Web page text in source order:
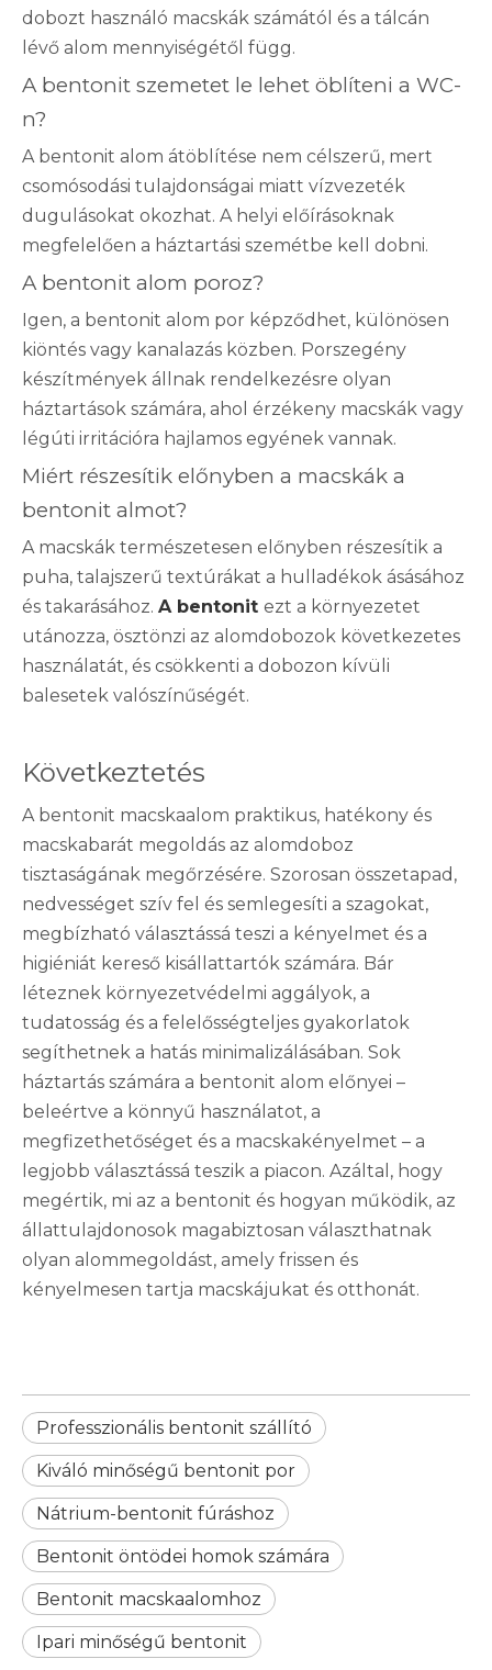
dobozt használó macskák számától és a tálcán
lévő alom mennyiségétől függ.
A bentonit szemetet le lehet öblíteni a WC-
n?
A bentonit alom átöblítése nem célszerű, mert
csomósodási tulajdonságai miatt vízvezeték
dugulásokat okozhat. A helyi előírásoknak
megfelelően a háztartási szemétbe kell dobni.
A bentonit alom poroz?
Igen, a bentonit alom por képződhet, különösen
kiöntés vagy kanalazás közben. Porszegény
készítmények állnak rendelkezésre olyan
háztartások számára, ahol érzékeny macskák vagy
légúti irritációra hajlamos egyének vannak.
Miért részesítik előnyben a macskák a
bentonit almot?
A macskák természetesen előnyben részesítik a
puha, talajszerű textúrákat a hulladékok ásásához
és takarásához. A bentonit ezt a környezetet
utánozza, ösztönzi az alomdobozok következetes
használatát, és csökkenti a dobozon kívüli
balesetek valószínűségét.
Következtetés
A bentonit macskaalom praktikus, hatékony és
macskabarát megoldás az alomdoboz
tisztaságának megőrzésére. Szorosan összetapad,
nedvességet szív fel és semlegesíti a szagokat,
megbízható választássá teszi a kényelmet és a
higiéniát kereső kisállattartók számára. Bár
léteznek környezetvédelmi aggályok, a
tudatosság és a felelősségteljes gyakorlatok
segíthetnek a hatás minimalizálásában. Sok
háztartás számára a bentonit alom előnyei –
beleértve a könnyű használatot, a
megfizethetőséget és a macskakényelmet – a
legjobb választássá teszik a piacon. Azáltal, hogy
megértik, mi az a bentonit és hogyan működik, az
állattulajdonosok magabiztosan választhatnak
olyan alommegoldást, amely frissen és
kényelmesen tartja macskájukat és otthonát.
Professzionális bentonit szállító
Kiváló minőségű bentonit por
Nátrium-bentonit fúráshoz
Bentonit öntödei homok számára
Bentonit macskaalomhoz
Ipari minőségű bentonit